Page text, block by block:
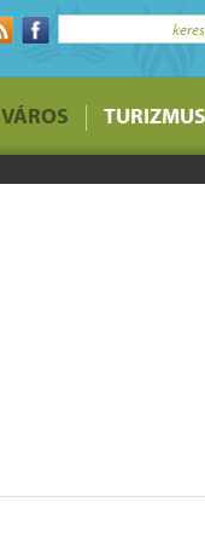
VÁROS TURIZMUS
FELHÍVÁS -
üzletek bérlési